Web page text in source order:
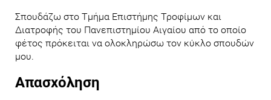
Σπουδάζω στο Τμήμα Επιστήμης Τροφίμων και
Διατροφής του Πανεπιστημίου Αιγαίου από το οποίο
φέτος πρόκειται να ολοκληρώσω τον κύκλο σπουδών
μου.
Απασχόληση